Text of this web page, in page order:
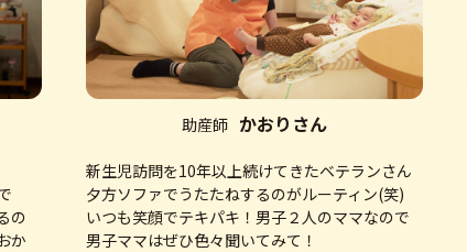
もてなし規格認証2019（紅認証）登録・認証
ア事業実施助産所契約
事業実施助産所契約
の
か
助産師 かおりさん
新生児訪問を10年以上続けてきたベテランさん
夕方ソファでうたたねするのがルーティン(笑)
いつも笑顔でテキパキ！男子２人のママなので
男子ママはぜひ色々聞いてみて！